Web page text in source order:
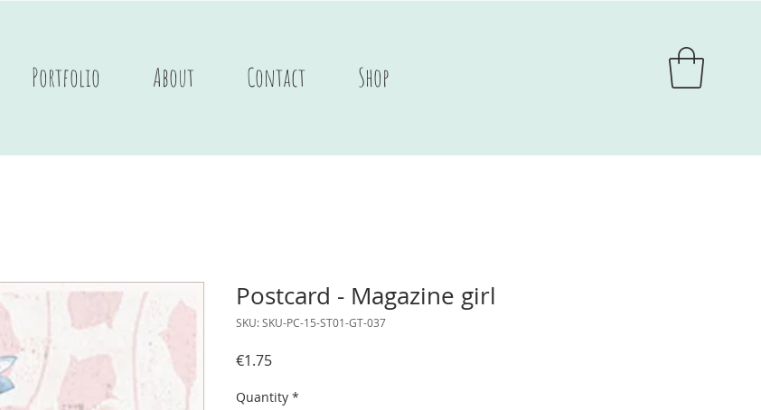
Portfolio About Contact Shop
Postcard - Magazine girl
SKU: SKU-PC-15-ST01-GT-037
€1.75Price
Quantity *